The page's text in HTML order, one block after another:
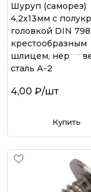
Шуруп (саморез)
4,2х13мм с
головкой DIN
крестообразным
шлицем,
сталь А-2
4,00 ₽/шт
Купить